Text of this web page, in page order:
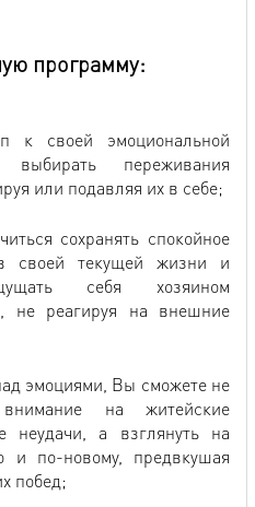
программу:
к своей эмоциональной
выбирать переживания
или подавляя их в себе;
сохранять спокойное
своей текущей жизни и
себя хозяином
не реагируя на внешние
эмоциями, Вы сможете не
на житейские
неудачи, а взглянуть на
и по-новому, предвкушая
побед;